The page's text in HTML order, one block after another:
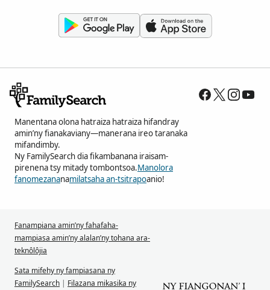
Manentana olona hatraiza hatraiza hifandray
amin’ny fianakaviany—manerana ireo taranaka
mifandimby.
Ny FamilySearch dia fikambanana iraisam-
pirenena tsy mitady tombontsoa.Manolora
fanomezananamilatsaha an-tsitrapoanio!
Fanampiana amin’ny fahafaha-
mampiasa amin’ny alalan’ny tohana ara-
teknôlôjia
Sata mifehy ny fampiasana ny
FamilySearch | Filazana mikasika ny